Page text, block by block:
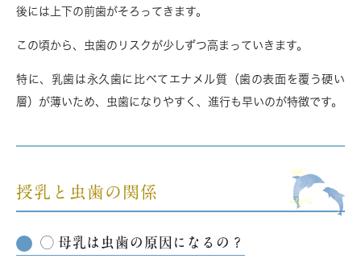
後には上下の前歯がそろってきます。
この頃から、虫歯のリスクが少しずつ高まっていきます。
特に、乳歯は永久歯に比べてエナメル質（歯の表面を覆う硬い
層）が薄いため、虫歯になりやすく、進行も早いのが特徴です。
授乳と虫歯の関係
◯ 母乳は虫歯の原因になるの？